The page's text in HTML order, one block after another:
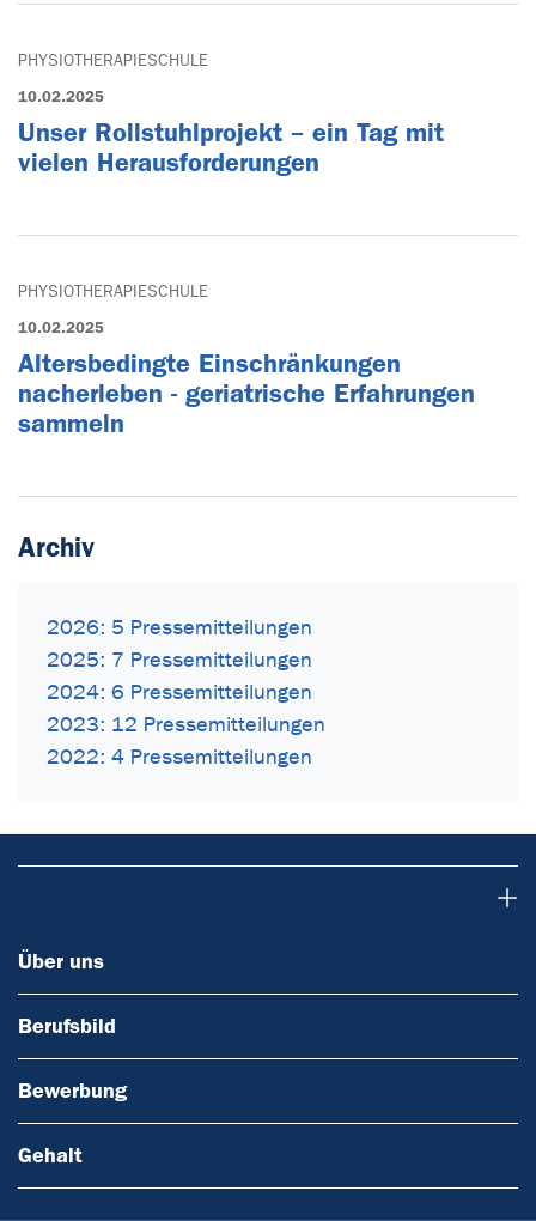
PHYSIOTHERAPIESCHULE
10.02.2025
Unser Rollstuhlprojekt – ein Tag mit
vielen Herausforderungen
PHYSIOTHERAPIESCHULE
10.02.2025
Altersbedingte Einschränkungen
nacherleben - geriatrische Erfahrungen
sammeln
Archiv
2026: 5 Pressemitteilungen
2025: 7 Pressemitteilungen
2024: 6 Pressemitteilungen
2023: 12 Pressemitteilungen
2022: 4 Pressemitteilungen
Über uns
Berufsbild
Bewerbung
Gehalt